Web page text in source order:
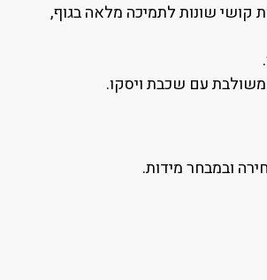
קושי שונות לתמיכה מלאה בגוף,
משולבת עם שכבת ויסקו.
ובמבחר מידות.